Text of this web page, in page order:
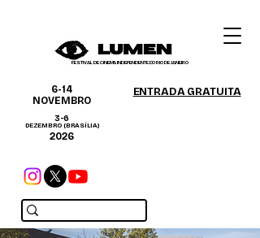
FESTIVAL DE CINEMA INDEPENDENTE DO RIO DE JANEIRO
6-14
NOVEMBRO
3-6
DEZEMBRO (BRASÍLIA)
2026
ENTRADA GRATUITA